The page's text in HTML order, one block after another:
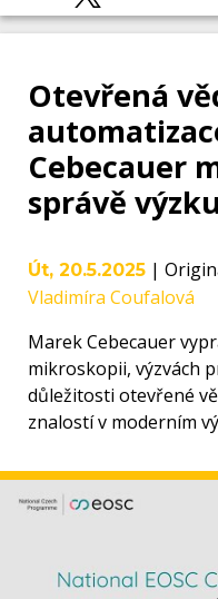
Otevřená
Cebecauer
správě
Út, 20.5.2025 |
Vladimíra Coufalová
Marek Cebecauer
mikroskopii, výzvách
důležitosti otevřené
znalostí v moderním